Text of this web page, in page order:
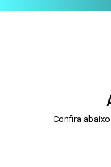
Confira